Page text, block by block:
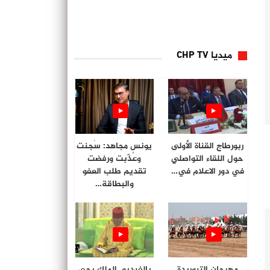
ميديا CHP TV
ربورطاج القناة الأولى
حول اللقاء التواصلي
في دور الاعلام في…
يونس مجاهد: سُجنت
وعُذّبت ورفضت
تقديم طلب العفو
والبطاقة…